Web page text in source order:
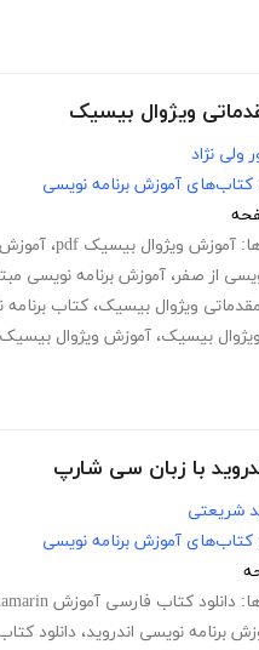
ویژوال بیسیک
ولی نژاد
کتاب‌های آموزش برنامه نویسی
آموزش ویژوال بیسیک pdf ، آموزش
از صفر، آموزش برنامه نویسی
ویژوال بیسیک، کتاب
بیسیک، آموزش ویژوال
با زبان سی شارپ
شریعتی
کتاب‌های آموزش برنامه نویسی
دانلود کتاب فارسی آموزش xamarin
برنامه نویسی اندروید، دانلود